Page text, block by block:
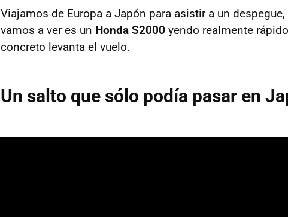
Viajamos de Europa a Japón para asistir a un
vamos a ver es un Honda S2000 yendo realmente
concreto levanta el vuelo.
Un salto que sólo podía pasar en